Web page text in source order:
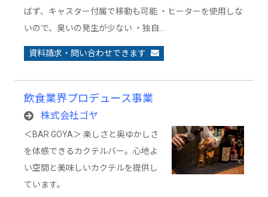
ばず、キャスター付属で移動も可能 ・ヒーターを使用しな
いので、臭いの発生が少ない ・独自…
資料請求・問い合わせできます
飲食業界プロデュース事業
株式会社ゴヤ
＜BAR GOYA＞ 楽しさと奥ゆかしさ
を体感できるカクテルバー。心地よ
い空間と美味しいカクテルを提供し
ています。